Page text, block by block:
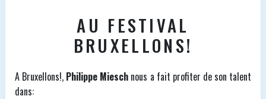
AU FESTIVAL
BRUXELLONS!
A Bruxellons!, Philippe Miesch nous a fait profiter de son talent
dans: